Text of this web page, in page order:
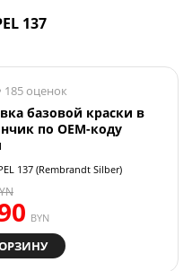
137
185 оценок
базовой краски в
по OEM-коду
137 (Rembrandt Silber)
BYN